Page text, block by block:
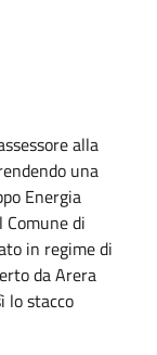
alla
una
Energia
di
in regime di
da Arera
lo stacco